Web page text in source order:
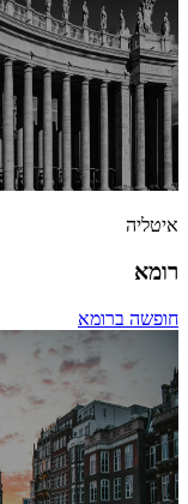
איטליה
רומא
חופשה ברומא